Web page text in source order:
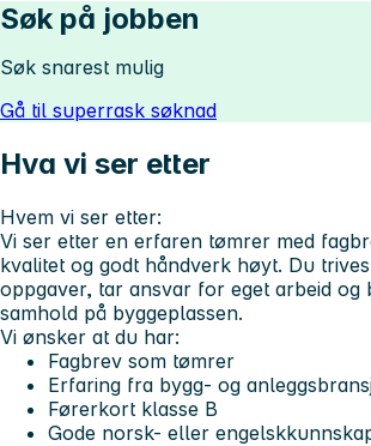
Søk på jobben
Søk snarest mulig
Gå til superrask søknad
Hva vi ser etter
Hvem vi ser etter:
Vi ser etter en erfaren tømrer med
kvalitet og godt håndverk høyt. Du
oppgaver, tar ansvar for eget arbeid og
samhold på byggeplassen.
Vi ønsker at du har:
Fagbrev som tømrer
Erfaring fra bygg- og
Førerkort klasse B
Gode norsk- eller